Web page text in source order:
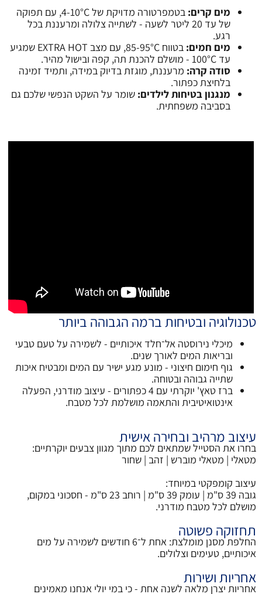
מים קרים:
בטמפרטורה מדויקת של ‎4-10°C‎, עם תפוקה
של עד ‎20 ליטר לשעה‎ - לשתייה צלולה ומרעננת בכל
רגע.
מים חמים:
בטווח ‎85-95°C‎, עם מצב EXTRA HOT שמגיע
עד ‎100°C‎ - מושלם להכנת תה, קפה ובישול מהיר.
סודה קרה: מרעננת, מוגזת בדיוק במידה, ותמיד זמינה
בלחיצת כפתור.
מנגנון בטיחות לילדים: שומר על השקט הנפשי שלכם גם
בסביבה משפחתית.
טכנולוגיה ובטיחות ברמה הגבוהה ביותר
מיכלי נירוסטה אל־חלד איכותיים - לשמירה על טעם טבעי
ובריאות המים לאורך שנים.
גוף חימום חיצוני - מונע מגע ישיר עם המים ומבטיח איכות
שתייה גבוהה ובטוחה.
ברז טאץ' יוקרתי עם 4 כפתורים - עיצוב מודרני, הפעלה
אינטואיטיבית והתאמה מושלמת לכל מטבח.
עיצוב מרהיב ובחירה אישית
בחרו את הסטייל שמתאים לכם מתוך מגוון צבעים יוקרתיים:
מטאלי | מטאלי מוברש | זהב | שחור
עיצוב קומפקטי במיוחד:
גובה 39 ס"מ | עומק 39 ס"מ | רוחב 23 ס"מ - חסכוני במקום,
מושלם לכל מטבח מודרני.
תחזוקה פשוטה
החלפת מסנן מומלצת: אחת ל־6 חודשים לשמירה על מים
איכותיים, טעימים וצלולים.
אחריות ושירות
אחריות יצרן מלאה לשנה אחת - כי במי יולי אנחנו מאמינים